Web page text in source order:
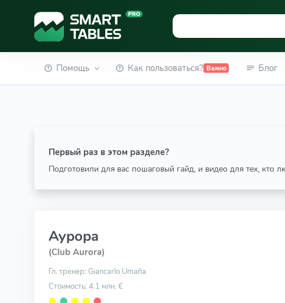
Помощь Как пользоваться? Важно Блог
Первый раз в этом разделе?
Подготовили для вас пошаговый гайд, и видео для тех, кто
Аурора
(Club Aurora)
Гл. тренер: Giancarlo Umaña
Стоимость: 4.1 млн. €
⬤ ⬤ ⬤ ⬤ ⬤